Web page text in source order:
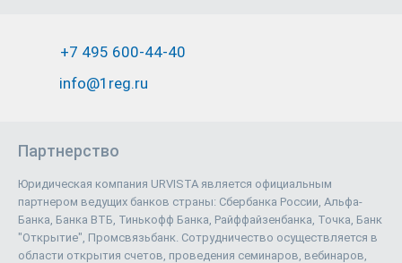
+7 495 600-44-40
info@1reg.ru
Партнерство
Юридическая компания URVISTA является официальным
партнером ведущих банков страны: Сбербанка России, Альфа-
Банка, Банка ВТБ, Тинькофф Банка, Райффайзенбанка, Точка, Банк
"Открытие", Промсвязьбанк. Сотрудничество осуществляется в
области открытия счетов, проведения семинаров, вебинаров,